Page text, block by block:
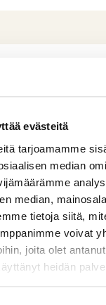
evästeitä
tarjoamamme
median
median,
tietoja siitä,
voivat
joita olet
heidän
200 g